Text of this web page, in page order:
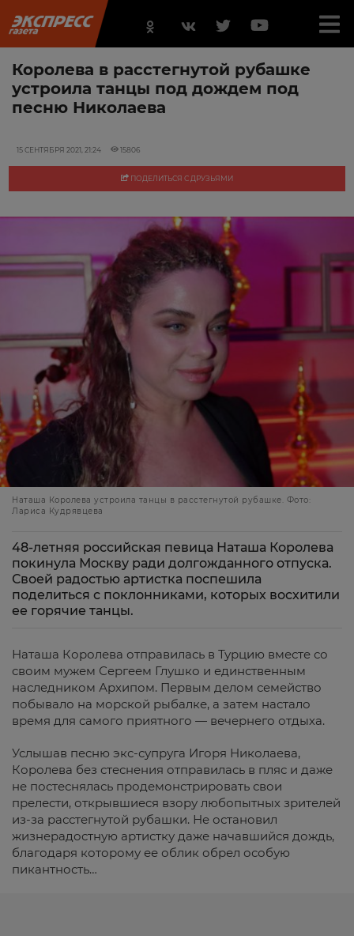
Королева в расстегнутой рубашке
устроила танцы под дождем под
песню Николаева
15 СЕНТЯБРЯ 2021, 21:24 15806
ПОДЕЛИТЬСЯ С ДРУЗЬЯМИ
Наташа Королева устроила танцы в расстегнутой рубашке. Фото:
Лариса Кудрявцева
48-летняя российская певица Наташа Королева
покинула Москву ради долгожданного отпуска.
Своей радостью артистка поспешила
поделиться с поклонниками, которых восхитили
ее горячие танцы.
Наташа Королева отправилась в Турцию вместе со
своим мужем Сергеем Глушко и единственным
наследником Архипом. Первым делом семейство
побывало на морской рыбалке, а затем настало
время для самого приятного — вечернего отдыха.
Услышав песню экс-супруга Игоря Николаева,
Королева без стеснения отправилась в пляс и даже
не постеснялась продемонстрировать свои
прелести, открывшиеся взору любопытных зрителей
из-за расстегнутой рубашки. Не остановил
жизнерадостную артистку даже начавшийся дождь,
благодаря которому ее облик обрел особую
пикантность…